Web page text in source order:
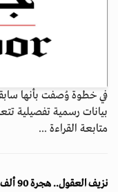
في خطوة وُصفت بأنها
بيانات رسمية تفصيلية
متابعة القراءة ...
نزيف